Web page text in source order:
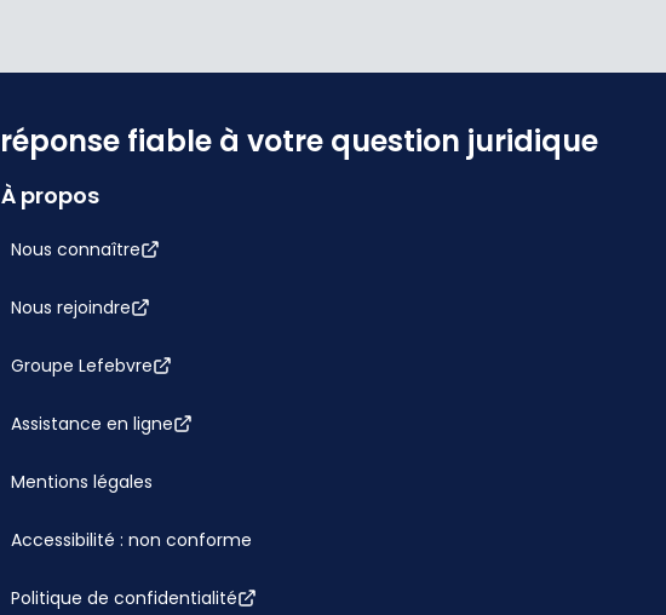
fiable à votre question juridique
À propos
Nous connaître
Nous rejoindre
Groupe Lefebvre
Assistance en ligne
Mentions légales
Accessibilité : non conforme
Politique de confidentialité